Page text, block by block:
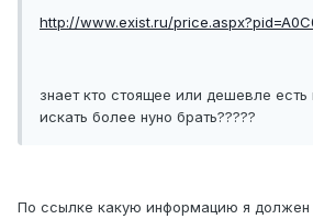
http://www.exist.ru/
знает кто стоящее или дешевле
искать более нуно брать?????
По ссылке какую информацию я должен